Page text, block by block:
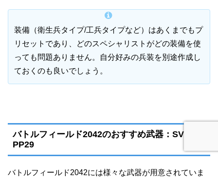
装備（衛生兵タイプ/工兵タイプなど）はあくまでもプ
リセットであり、どのスペシャリストがどの装備を使
っても問題ありません。自分好みの兵装を別途作成し
ておくのも良いでしょう。
バトルフィールド2042のおすすめ武器：SVKと
PP29
バトルフィールド2042には様々な武器が用意されていま